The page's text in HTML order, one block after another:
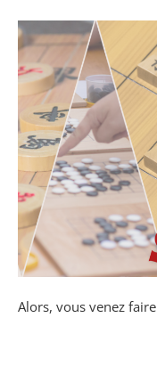
Alors, vous venez